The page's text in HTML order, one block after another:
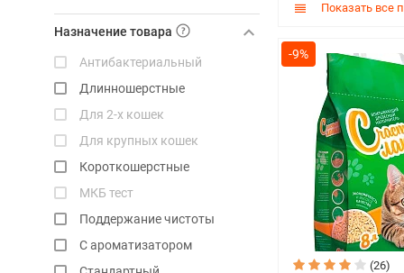
Pretty Cat
Pussy-Cat
Smart Cat
Van Cat
Vitaline
ZooНяня
Барсик
Гамма
Для самых преданных
Зверьё моё
Назначение товара
Антибактериальный
Длинношерстные
Для 2-х кошек
Для крупных кошек
Короткошерстные
МКБ тест
Поддержание чистоты
С ароматизатором
Показать все
-9%
(26)